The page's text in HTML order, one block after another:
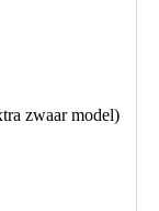
zwaar model)